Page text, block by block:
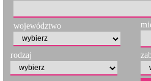
województwo
rodzaj